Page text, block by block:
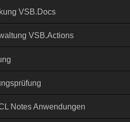
VSB.Docs
VSB.Actions
Notes Anwendungen